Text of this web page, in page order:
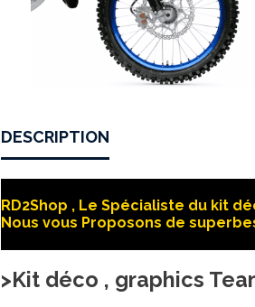
DESCRIPTION
RD2Shop , Le Spécialiste du kit
Nous vous Proposons de
>Kit déco , graphics